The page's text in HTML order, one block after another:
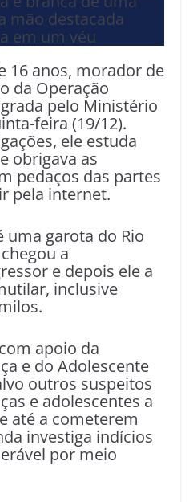
16 anos, morador de
da Operação
pelo Ministério
feira (19/12).
ele estuda
obrigava as
pedaços das partes
pela internet.
garota do Rio
a
e depois ele a
inclusive
apoio da
e do Adolescente
outros suspeitos
e adolescentes a
até a cometerem
investiga indícios
por meio